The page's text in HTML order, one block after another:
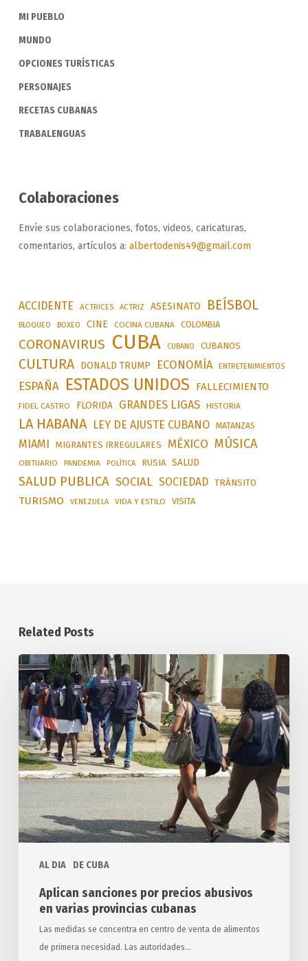
MI PUEBLO
MUNDO
OPCIONES TURÍSTICAS
PERSONAJES
RECETAS CUBANAS
TRABALENGUAS
Colaboraciones
Envíe sus colaboraciones, fotos, videos, caricaturas,
comentarios, artículos a: albertodenis49@gmail.com
ACCIDENTE ACTRICES ACTRIZ ASESINATO BEÍSBOL
BLOQUEO BOXEO CINE COCINA CUBANA COLOMBIA
CORONAVIRUS CUBA CUBANO CUBANOS
CULTURA DONALD TRUMP ECONOMÍA ENTRETENIMIENTOS
ESPAÑA ESTADOS UNIDOS FALLECIMIENTO
FIDEL CASTRO FLORIDA GRANDES LIGAS HISTORIA
LA HABANA LEY DE AJUSTE CUBANO MATANZAS
MIAMI MIGRANTES IRREGULARES MÉXICO MÚSICA
OBITUARIO PANDEMIA POLÍTICA RUSIA SALUD
SALUD PUBLICA SOCIAL SOCIEDAD TRÁNSITO
TURISMO VENEZUELA VIDA Y ESTILO VISITA
Related Posts
AL DIA DE CUBA
Aplican
sanciones
por
precios
abusivos
en
varias
provincias
cubanas
Aplican sanciones por precios abusivos
en varias provincias cubanas
Las medidas se concentra en centro de venta de alimentos
de primera necesidad. Las autoridades…